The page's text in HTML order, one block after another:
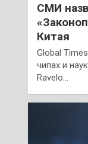
СМИ
Китая
Global
чипах и
Ravelo…